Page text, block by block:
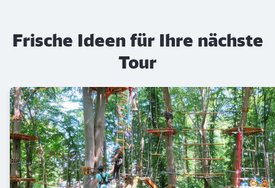
Frische Ideen für Ihre nächste
Tour